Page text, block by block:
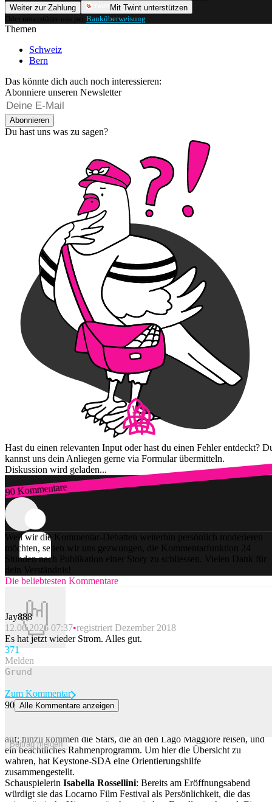
Weiter zur Zahlung
Mit Twint unterstützen
Oder unterstütze uns per Banküberweisung
Themen
Schweiz
Bern
Das könnte dich auch noch interessieren:
Abonniere unseren Newsletter
Abonnieren
Du hast uns was zu sagen?
Hast du einen relevanten Input oder hast du einen Fehler entdeckt?
kannst uns dein Anliegen gerne via Formular übermitteln.
Diskussion wird geladen...
90 Kommentare
Zum Login
Weil wir die Kommentar-Debatten weiterhin persönlich moderieren
möchten, sehen wir uns gezwungen, die Kommentarfunktion 24
Stunden nach Publikation einer Story zu schliessen. Vielen Dank für
dein Verständnis!
Die beliebtesten Kommentare
Jay888
12.06.2026 07:37 registriert Dezember 2018
Es hat jetzt wieder Strom. Alles gut.
371
Melden
Beitrag melden
Zum Kommentar
90 Alle Kommentare anzeigen
auf; hinzu kommen die Stars, die an den Lago Maggiore reisen, und
ein beachtliches Rahmenprogramm. Um hier die Übersicht zu
wahren, hat Keystone-SDA eine Orientierungshilfe
zusammengestellt.
Schauspielerin Isabella Rossellini: Bereits am Eröffnungsabend
würdigt sie das Locarno Film Festival als Persönlichkeit, die das